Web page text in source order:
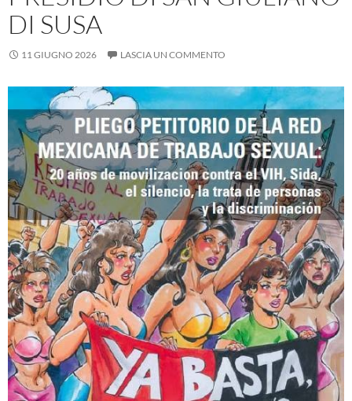
DI SUSA
11 GIUGNO 2026 LASCIA UN COMMENTO